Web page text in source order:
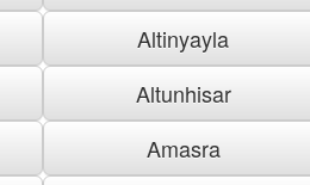
Altinyayla
Altunhisar
Amasra